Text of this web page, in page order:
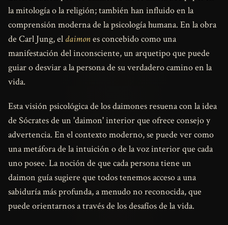
la mitología o la religión; también han influido en la
comprensión moderna de la psicología humana. En la obra
de Carl Jung, el daimones concebido como una
manifestación del inconsciente, un arquetipo que puede
guiar o desviar a la persona de su verdadero camino en la
vida.
Esta visión psicológica de los daimones resuena con la idea
de Sócrates de un 'daimon' interior que ofrece consejo y
advertencia. En el contexto moderno, se puede ver como
una metáfora de la intuición o de la voz interior que cada
uno posee. La noción de que cada persona tiene un
daimon guía sugiere que todos tenemos acceso a una
sabiduría más profunda, a menudo no reconocida, que
puede orientarnos a través de los desafíos de la vida.